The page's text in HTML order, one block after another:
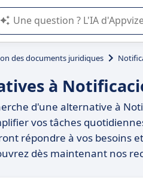
L'IA de Appvizer vous guide
des documents juridiques
à
d'une alternative à
vos tâches
répondre à vos besoins
dès maintenant nos